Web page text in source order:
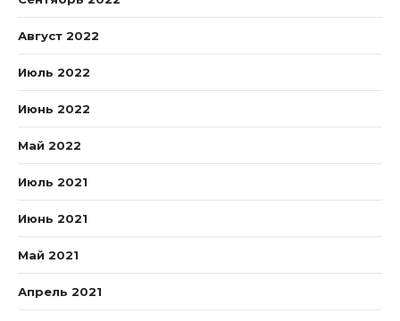
Август 2022
Июль 2022
Июнь 2022
Май 2022
Июль 2021
Июнь 2021
Май 2021
Апрель 2021